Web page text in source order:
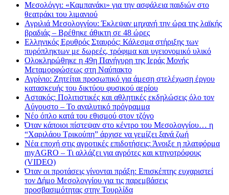
Μεσολόγγι: «Καμπανάκι» για την ασφάλεια παιδιών στο
θεατράκι του λιμανιού
Αγριλιά Μεσολογγίου: Έκλεψαν μηχανή την ώρα της λαϊκής
βραδιάς – Βρέθηκε άθικτη σε 48 ώρες
Ελληνικός Ερυθρός Σταυρός: Κάλεσμα στήριξης των
πυρόπληκτων με δωρεές, τρόφιμα και υγειονομικό υλικό
Ολοκληρώθηκε η 49η Πανήγυρη της Ιεράς Μονής
Μεταμορφώσεως στη Ναύπακτο
Αγρίνιο: Ζητείται προσωπικό για άμεση στελέχωση έργου
κατασκευής του δικτύου φυσικού αερίου
Αστακός: Πολιτιστικές και αθλητικές εκδηλώσεις όλο τον
Αύγουστο – Το αναλυτικό πρόγραμμα
Νέο όπλο κατά του εθισμού στον τζόγο
Όταν κάποιοι πίστεψαν στο κέντρο του Μεσολογγίου… η
“Χαριλάου Τρικούπη” άρχισε να γεμίζει ξανά ζωή
Νέα εποχή στις αγροτικές επιδοτήσεις: Άνοιξε η πλατφόρμα
myAGRO – Τι αλλάζει για αγρότες και κτηνοτρόφους
(VIDEO)
Όταν οι προτάσεις γίνονται πράξη: Επισκέπτης ευχαριστεί
τον Δήμο Μεσολογγίου για τις παρεμβάσεις
προσβασιμότητας στην Τουρλίδα